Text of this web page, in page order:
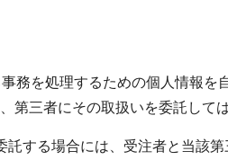
務を処理するための個人情報を
第三者にその取扱いを委託して
する場合には、受注者と当該第